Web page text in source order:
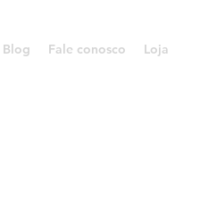
Blog Fale conosco Loja